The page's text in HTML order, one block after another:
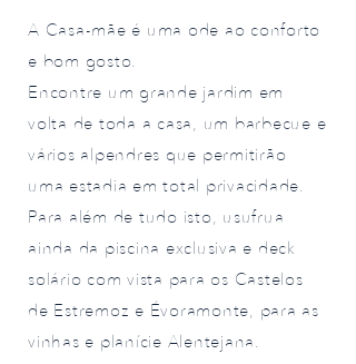
A Casa-mãe é uma ode ao conforto
e bom gosto.
Encontre um grande jardim em
volta de toda a casa, um barbecue e
vários alpendres que permitirão
uma estadia em total privacidade.
Para além de tudo isto, usufrua
ainda da piscina exclusiva e deck
solário com vista para os Castelos
de Estremoz e Évoramonte, para as
vinhas e planície Alentejana.